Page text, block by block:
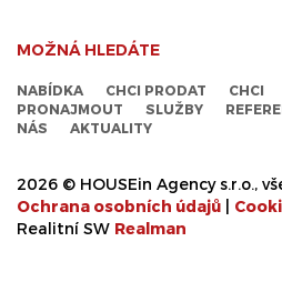
MOŽNÁ HLEDÁTE
NABÍDKA CHCI PRODAT
CHCI
PRONAJMOUT
SLUŽBY
NÁS
AKTUALITY
2026 © HOUSEin Agency s.r.o.,
Ochrana osobních údajů
Realitní SW Realman